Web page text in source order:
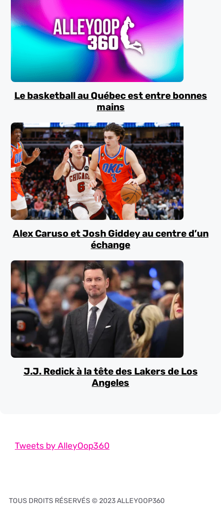
Le basketball au Québec est entre bonnes
mains
Alex Caruso et Josh Giddey au centre d’un
échange
J.J. Redick à la tête des Lakers de Los
Angeles
Tweets by AlleyOop360
TOUS DROITS RÉSERVÉS © 2023 ALLEYOOP360